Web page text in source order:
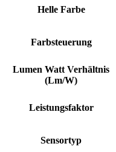
Helle Farbe
Farbsteuerung
Lumen Watt Verhältnis
(Lm/W)
Leistungsfaktor
Sensortyp